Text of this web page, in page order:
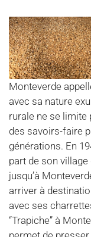
Monteverde
avec sa nature
rurale ne se limite
des savoirs-faire
générations. En
part de son village
jusqu’à
arriver à
avec ses
“Trapiche” à